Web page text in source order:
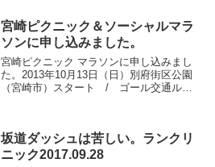
宮崎ピクニック＆ソーシャルマラ
ソンに申し込みました。
宮崎ピクニック マラソンに申し込みまし
た。2013年10月13日（日）別府街区公園
（宮崎市）スタート / ゴール交通ルー
ピクニックと...
坂道ダッシュは苦しい。ランクリ
ニック2017.09.28